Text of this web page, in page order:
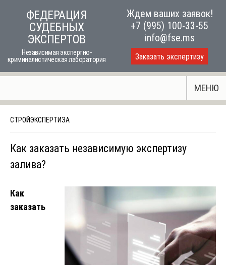
ФЕДЕРАЦИЯ
СУДЕБНЫХ
ЭКСПЕРТОВ
Независимая экспертно-
криминалистическая лаборатория
Ждем ваших заявок!
+7 (995) 100-33-55
info@fse.ms
Заказать экспертизу
МЕНЮ
СТРОЙЭКСПЕРТИЗА
Как заказать независимую экспертизу
залива?
Как
заказать